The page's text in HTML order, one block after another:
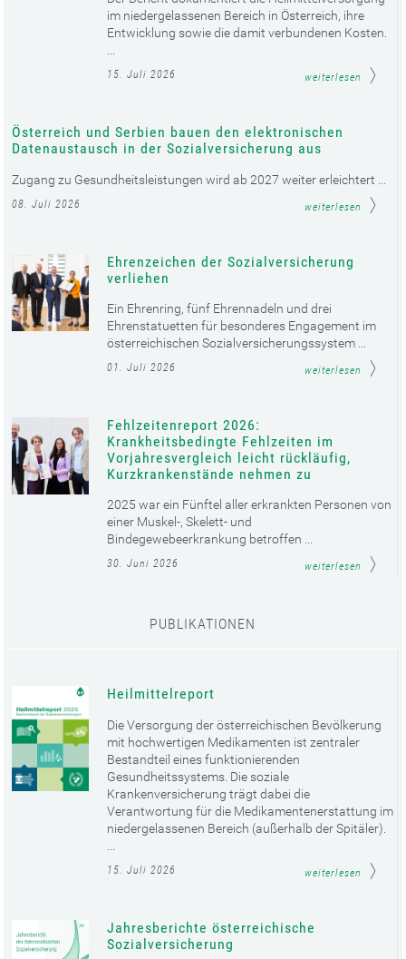
im niedergelassenen Bereich in Österreich, ihre
Entwicklung sowie die damit verbundenen Kosten.
15. Juli 2026 weiterlesen
Österreich und Serbien bauen den elektronischen
Datenaustausch in der Sozialversicherung aus
Zugang zu Gesundheitsleistungen wird ab 2027 weiter erleichtert ...
08. Juli 2026 weiterlesen
Ehrenzeichen der Sozialversicherung
verliehen
Ein Ehrenring, fünf Ehrennadeln und drei
Ehrenstatuetten für besonderes Engagement im
österreichischen Sozialversicherungssystem ...
01. Juli 2026 weiterlesen
Fehlzeitenreport 2026:
Krankheitsbedingte Fehlzeiten im
Vorjahresvergleich leicht rückläufig,
Kurzkrankenstände nehmen zu
2025 war ein Fünftel aller erkrankten Personen von
einer Muskel-, Skelett- und
Bindegewebeerkrankung betroffen ...
30. Juni 2026 weiterlesen
PUBLIKATIONEN
Heilmittelreport
Die Versorgung der österreichischen Bevölkerung
mit hochwertigen Medikamenten ist zentraler
Bestandteil eines funktionierenden
Gesundheitssystems. Die soziale
Krankenversicherung trägt dabei die
Verantwortung für die Medikamentenerstattung im
niedergelassenen Bereich (außerhalb der Spitäler).
15. Juli 2026 weiterlesen
Jahresberichte österreichische
Sozialversicherung